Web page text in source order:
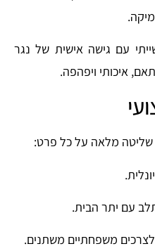
עם גישה אישית של נגר
איכותי ויפהפה.
שליטה מלאה על כל פרט:
עם יתר הבית.
משפחתיים משתנים.